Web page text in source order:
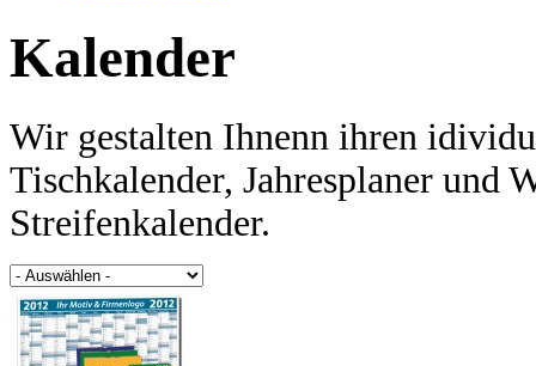
Kalender
Wir gestalten Ihnenn ihren
Tischkalender, Jahresplaner und
Streifenkalender.